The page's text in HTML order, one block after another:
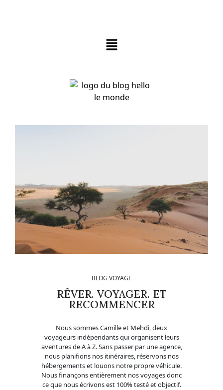
BLOG VOYAGE
RÊVER. VOYAGER. ET
RECOMMENCER
Nous sommes Camille et Mehdi, deux
voyageurs indépendants qui organisent leurs
aventures de A à Z. Sans passer par une agence,
nous planifions nos itinéraires, réservons nos
hébergements et louons notre propre véhicule.
Nous finançons entièrement nos voyages donc
ce que nous écrivons est 100% testé et objectif.